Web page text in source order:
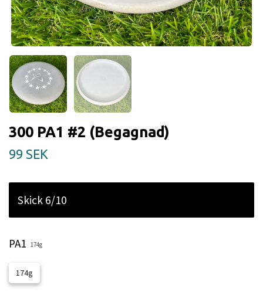
300 PA1 #2 (Begagnad)
99 SEK
Skick 6/10
PA1 174g
174g